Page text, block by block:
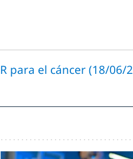
para el cáncer (18/06/